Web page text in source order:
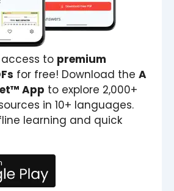
to premium
for free! Download the A
App to explore 2,000+
in 10+ languages.
learning and quick